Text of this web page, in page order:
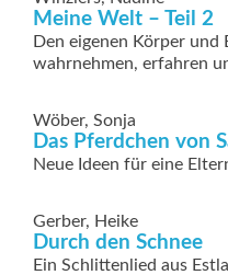
Meine Welt – Teil 2
Den eigenen Körper und
wahrnehmen, erfahren
Wöber, Sonja
Das Pferdchen von
Neue Ideen für eine
Gerber, Heike
Durch den Schnee
Ein Schlittenlied aus